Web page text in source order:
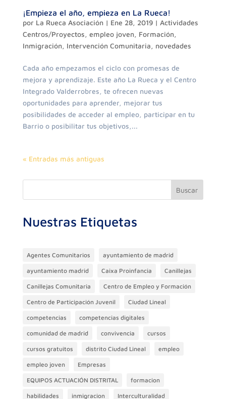
¡Empieza el año, empieza en La Rueca!
por La Rueca Asociación| Ene 28, 2019| Actividades
Centros/Proyectos, empleo joven, Formación,
Inmigración, Intervención Comunitaria, novedades
Cada año empezamos el ciclo con promesas de
mejora y aprendizaje. Este año La Rueca y el Centro
Integrado Valderrobres, te ofrecen nuevas
oportunidades para aprender, mejorar tus
posibilidades de acceder al empleo, participar en tu
Barrio o posibilitar tus objetivos,...
« Entradas más antiguas
Buscar
Nuestras Etiquetas
Agentes Comunitarios ayuntamiento de madrid
ayuntamiento madrid Caixa Proinfancia Canillejas
Canillejas Comunitaria Centro de Empleo y Formación
Centro de Participación Juvenil Ciudad Lineal
competencias competencias digitales
comunidad de madrid convivencia cursos
cursos gratuitos distrito Ciudad Lineal empleo
empleo joven Empresas
EQUIPOS ACTUACIÓN DISTRITAL formacion
habilidades inmigracion Interculturalidad